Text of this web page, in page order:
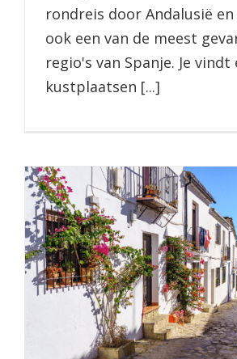
rondreis door Andalusië
ook een van de meest
regio's van Spanje. Je
kustplaatsen [...]